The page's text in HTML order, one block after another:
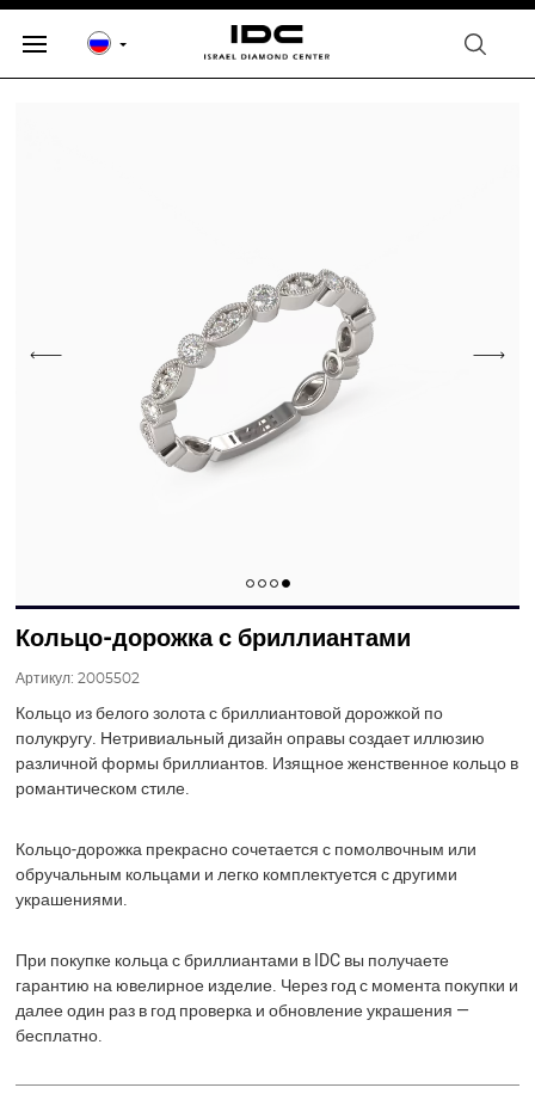
Кольцо-дорожка с бриллиантами
Артикул:2005502
Кольцо из белого золота с бриллиантовой дорожкой по
полукругу. Нетривиальный дизайн оправы создает иллюзию
различной формы бриллиантов. Изящное женственное кольцо в
романтическом стиле.
Кольцо-дорожка прекрасно сочетается с помолвочным или
обручальным кольцами и легко комплектуется с другими
украшениями.
При покупке кольца с бриллиантами в IDC вы получаете
гарантию на ювелирное изделие. Через год с момента покупки и
далее один раз в год проверка и обновление украшения —
бесплатно.